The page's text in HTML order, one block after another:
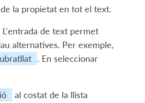
la propietat en tot el text.
L'entrada de text permet
alternatives. Per exemple,
. En seleccionar
al costat de la llista